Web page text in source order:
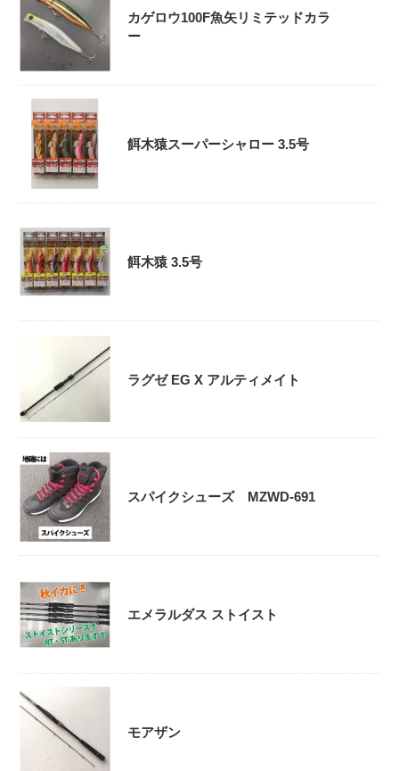
カゲロウ100F魚矢リミテッドカラ
ー
餌木猿スーパーシャロー 3.5号
餌木猿 3.5号
ラグゼ EG X アルティメイト
スパイクシューズ MZWD-691
エメラルダス ストイスト
モアザン